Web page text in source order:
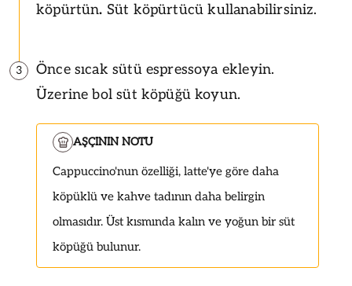
köpürtün. Süt köpürtücü kullanabilirsiniz.
3
Önce sıcak sütü espressoya ekleyin.
Üzerine bol süt köpüğü koyun.
AŞÇININ NOTU
Cappuccino'nun özelliği, latte'ye göre daha
köpüklü ve kahve tadının daha belirgin
olmasıdır. Üst kısmında kalın ve yoğun bir süt
köpüğü bulunur.